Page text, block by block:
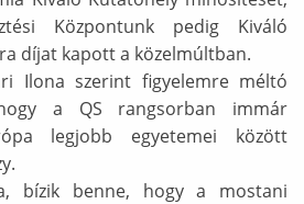
Központunk pedig Kiváló
díjat kapott a közelmúltban.
Ilona szerint figyelemre méltó
a QS rangsorban immár
legjobb egyetemei között
bízik benne, hogy a mostani